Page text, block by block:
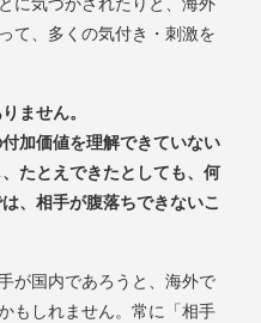
て、多くの気付き・刺激を
ません。
加価値を理解できていない
たとえできたとしても、何
、相手が腹落ちできないこ
が国内であろうと、海外で
もしれません。常に「相手